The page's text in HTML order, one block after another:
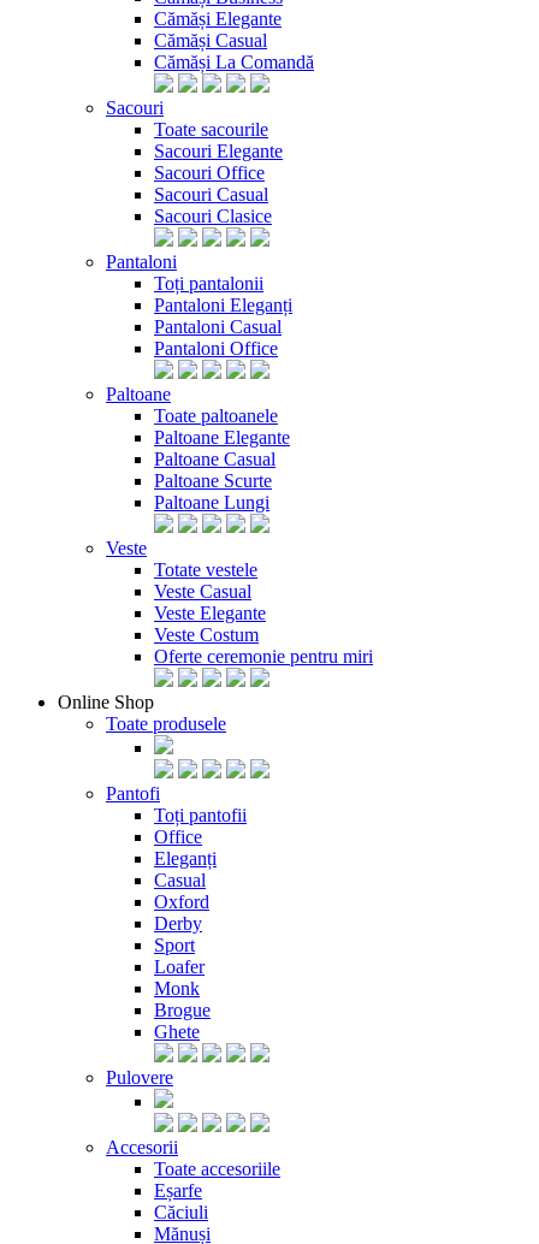
Cămăși Elegante
Cămăși Casual
Cămăși La Comandă
Sacouri
Toate sacourile
Sacouri Elegante
Sacouri Office
Sacouri Casual
Sacouri Clasice
Pantaloni
Toți pantalonii
Pantaloni Eleganți
Pantaloni Casual
Pantaloni Office
Paltoane
Toate paltoanele
Paltoane Elegante
Paltoane Casual
Paltoane Scurte
Paltoane Lungi
Veste
Totate vestele
Veste Casual
Veste Elegante
Veste Costum
Oferte ceremonie pentru miri
Online Shop
Toate produsele
Pantofi
Toți pantofii
Office
Eleganți
Casual
Oxford
Derby
Sport
Loafer
Monk
Brogue
Ghete
Pulovere
Accesorii
Toate accesoriile
Eșarfe
Căciuli
Mănuși